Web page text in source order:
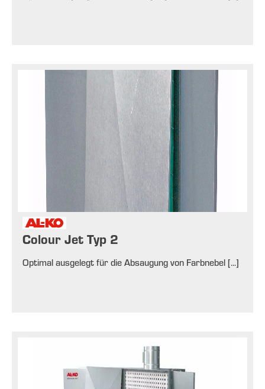
Colour Jet Typ 2
Optimal ausgelegt für die Absaugung von Farbnebel [...]